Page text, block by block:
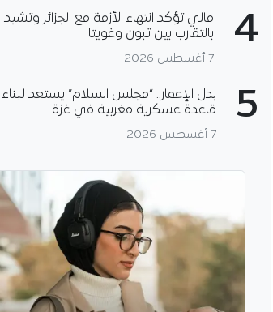
4
مالي تؤكد انتهاء الأزمة مع الجزائر وتشيد
بالتقارب بين تبون وغويتا
7 أغسطس 2026
5
بدل الإعمار.. “مجلس السلام” يستعد
قاعدة عسكرية مغربية في غزة
7 أغسطس 2026